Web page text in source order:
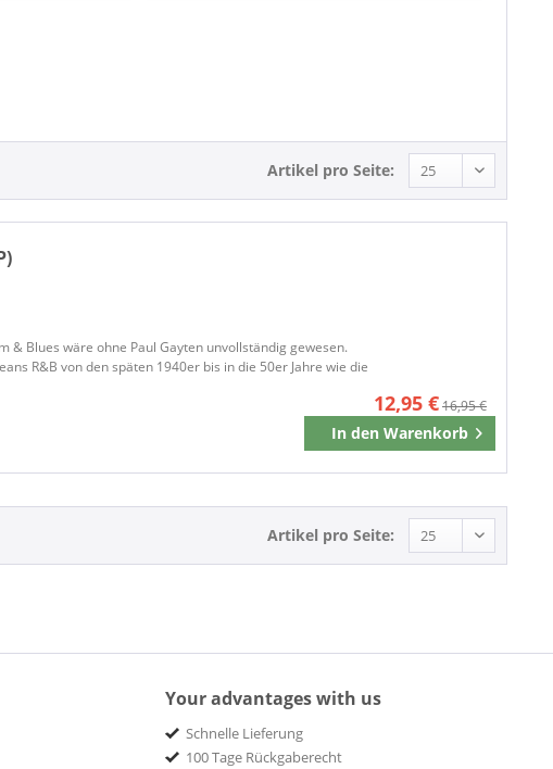
Artikel pro Seite:
& Blues wäre ohne Paul Gayten unvollständig gewesen.
R&B von den späten 1940er bis in die 50er Jahre wie die
12,95 €16,95 €
In den Warenkorb
Merken
Artikel pro Seite:
Your advantages with us
Schnelle Lieferung
100 Tage Rückgaberecht